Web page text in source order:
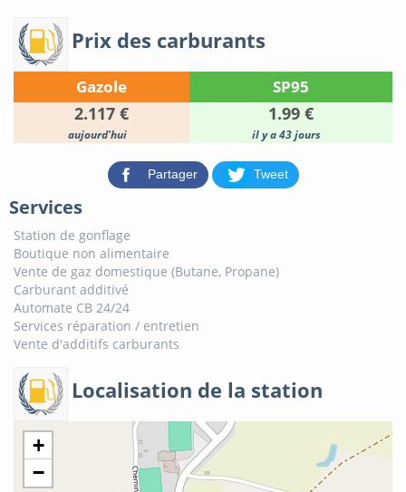
Prix des carburants
Gazole SP95
2.117 € 1.99 €
aujourd'hui il y a 43 jours
Partager Tweet
Services
Station de gonflage
Boutique non alimentaire
Vente de gaz domestique (Butane, Propane)
Carburant additivé
Automate CB 24/24
Services réparation / entretien
Vente d'additifs carburants
Localisation de la station
+
−